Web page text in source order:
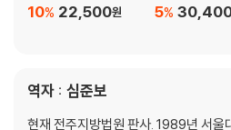
22,500원
10% 5%
역자 : 심준보
현재 전주지방법원 판사. 1989년 서울